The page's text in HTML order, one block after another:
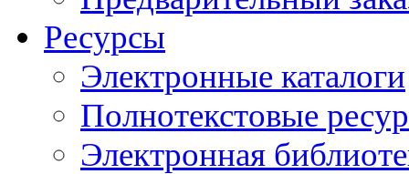
Ресурсы
Электронные каталоги
Полнотекстовые
Электронная